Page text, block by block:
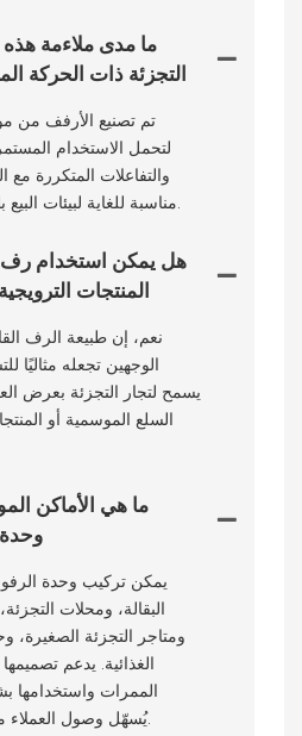
ما مدى ملاءمة هذه
التجزئة ذات الحركة
تم تصنيع الأرفف من
لتحمل الاستخدام
والتفاعلات المتكررة مع
مناسبة للغاية لبيئات البيع بالتجزئة المزدحمة.
هل يمكن استخدام
المنتجات
نعم، إن طبيعة الرف
الوجهين تجعله مثاليًا
يسمح لتجار التجزئة بعرض
السلع الموسمية أو
ما هي الأماكن
يمكن تركيب وحدة
البقالة، ومحلات
ومتاجر التجزئة الصغيرة،
الغذائية. يدعم
الممرات واستخدامها
يُسهّل وصول العملاء من جوانب متعددة.